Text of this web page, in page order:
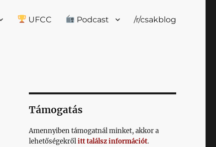
UFCC Podcast /r/csakblog
Támogatás
Amennyiben támogatnál minket, akkor a
lehetőségekrőlitt találsz információt.